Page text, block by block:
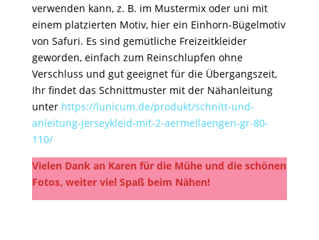
verwenden kann, z. B. im Mustermix oder uni mit
einem platzierten Motiv, hier ein Einhorn-Bügelmotiv
von Safuri. Es sind gemütliche Freizeitkleider
geworden, einfach zum Reinschlupfen ohne
Verschluss und gut geeignet für die Übergangszeit,
Ihr findet das Schnittmuster mit der Nähanleitung
unter https://lunicum.de/produkt/schnitt-und-
anleitung-jerseykleid-mit-2-aermellaengen-gr-80-
110/
Vielen Dank an Karen für die Mühe und die schönen
Fotos, weiter viel Spaß beim Nähen!